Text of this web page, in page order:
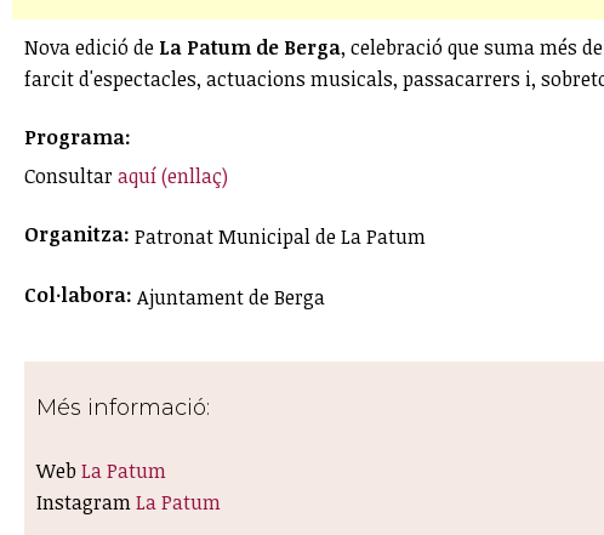
Nova edició de La Patum de Berga, celebració que suma més
farcit d'espectacles, actuacions musicals, passacarrers i,
Programa:
Consultaraquí (enllaç)
Organitza: Patronat Municipal de La Patum
Col·labora: Ajuntament de Berga
Més informació:
Web La Patum
InstagramLa Patum